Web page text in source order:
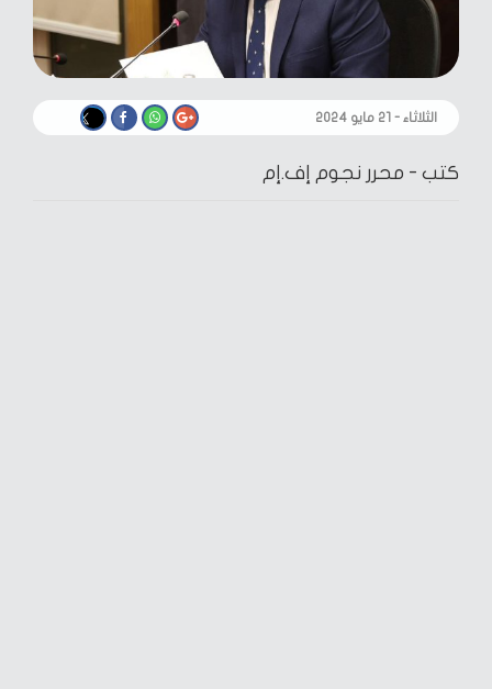
الثلاثاء - ٢١ مايو ٢٠٢٤
كتب - محرر نجوم إف.إم